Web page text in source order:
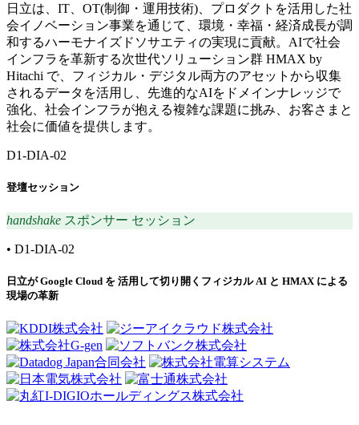
日立は、IT、OT(制御・運用技術)、プロダクトを活用した社
会イノベーション事業を通じて、環境・幸福・経済成長が調
和するハーモナイズドソサエティの実現に貢献。AIで社会
インフラを革新する次世代ソリューション群 HMAX by
Hitachi で、フィジカル・デジタル両方のアセットから収集
されるデータを活用し、先進的なAIをドメインナレッジで
強化、社会インフラが抱える複雑な課題に挑み、お客さまと
社会に価値を提供します。
D1-DIA-02
登壇セッション
handshake スポンサー セッション
• D1-DIA-02
日立が Google Cloud を 活用して切り開くフィジカル AI と HMAX による
現場の革新